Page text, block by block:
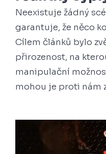
Neexistuje žádný
garantuje, že něco
Cílem článků bylo
přirozenost, na
manipulační
mohou je proti nám